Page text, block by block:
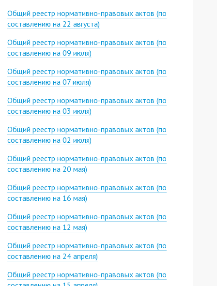
Общий реестр нормативно-правовых актов (по
составлению на 22 августа)
Общий реестр нормативно-правовых актов (по
составлению на 09 июля)
Общий реестр нормативно-правовых актов (по
составлению на 07 июля)
Общий реестр нормативно-правовых актов (по
составлению на 03 июля)
Общий реестр нормативно-правовых актов (по
составлению на 02 июля)
Общий реестр нормативно-правовых актов (по
составлению на 20 мая)
Общий реестр нормативно-правовых актов (по
составлению на 16 мая)
Общий реестр нормативно-правовых актов (по
составлению на 12 мая)
Общий реестр нормативно-правовых актов (по
составлению на 24 апреля)
Общий реестр нормативно-правовых актов (по